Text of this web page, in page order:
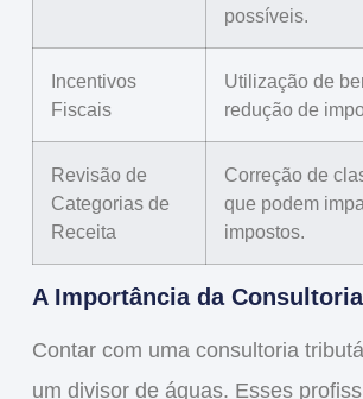
possíveis.
Incentivos
Fiscais
Utilização de
redução de
Revisão de
Categorias de
Receita
Correção de
que podem
impostos.
A Importância da
Contar com uma consultoria
um divisor de águas. Esses